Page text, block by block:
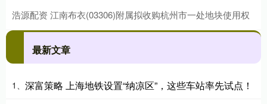
浩源配资 江南布衣(03306)附属拟收购杭州市一处地块使用权
最新文章
1、 深富策略 上海地铁设置“纳凉区”，这些车站率先试点！